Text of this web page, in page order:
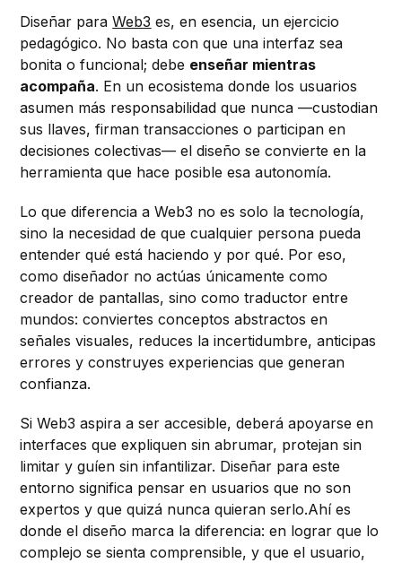
Diseñar paraWeb3 es, en esencia, un ejercicio
pedagógico. No basta con que una interfaz sea
bonita o funcional; debe enseñar mientras
acompaña. En un ecosistema donde los usuarios
asumen más responsabilidad que nunca —custodian
sus llaves, firman transacciones o participan en
decisiones colectivas— el diseño se convierte en la
herramienta que hace posible esa autonomía.
Lo que diferencia a Web3 no es solo la tecnología,
sino la necesidad de que cualquier persona pueda
entender qué está haciendo y por qué. Por eso,
como diseñador no actúas únicamente como
creador de pantallas, sino como traductor entre
mundos: conviertes conceptos abstractos en
señales visuales, reduces la incertidumbre, anticipas
errores y construyes experiencias que generan
confianza.
Si Web3 aspira a ser accesible, deberá apoyarse en
interfaces que expliquen sin abrumar, protejan sin
limitar y guíen sin infantilizar. Diseñar para este
entorno significa pensar en usuarios que no son
expertos y que quizá nunca quieran serlo.Ahí es
donde el diseño marca la diferencia: en lograr que lo
complejo se sienta comprensible, y que el usuario,